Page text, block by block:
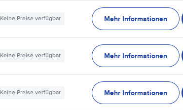
Keine Preise verfügbar Mehr Informationen
Keine Preise verfügbar Mehr Informationen
Keine Preise verfügbar Mehr Informationen